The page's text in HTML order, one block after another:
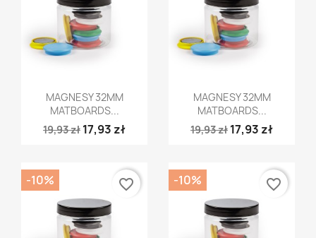
Szybki podgląd
MAGNESY 32MM
MATBOARDS...
19,93 zł 17,93 zł
Szybki podgląd
MAGNESY 32MM
MATBOARDS...
19,93 zł 17,93 zł
-10% favorite_border -10% favorite_border